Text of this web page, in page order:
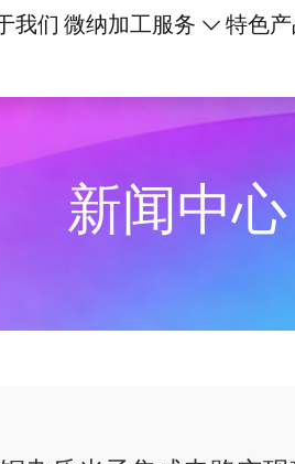
我们 微纳加工服务 特色
新闻中心